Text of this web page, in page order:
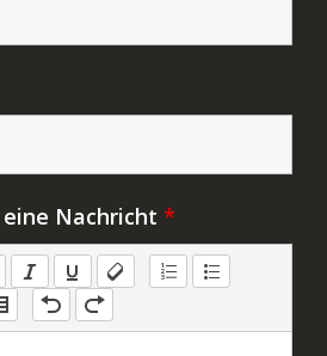
Nachricht *